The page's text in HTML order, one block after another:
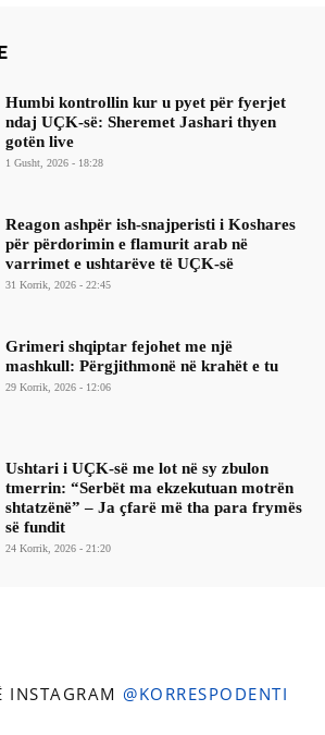
Humbi kontrollin kur u pyet për fyerjet
ndaj UÇK-së: Sheremet Jashari thyen
gotën live
1 Gusht, 2026 - 18:28
Reagon ashpër ish-snajperisti i Koshares
për përdorimin e flamurit arab në
varrimet e ushtarëve të UÇK-së
31 Korrik, 2026 - 22:45
Grimeri shqiptar fejohet me një
mashkull: Përgjithmonë në krahët e tu
29 Korrik, 2026 - 12:06
Ushtari i UÇK-së me lot në sy zbulon
tmerrin: “Serbët ma ekzekutuan motrën
shtatzënë” – Ja çfarë më tha para frymës
së fundit
24 Korrik, 2026 - 21:20
@KORRESPODENTI